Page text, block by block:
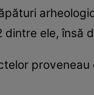
ele, însă